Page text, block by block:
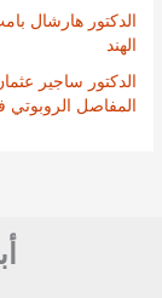
الدكتور هارشال
الهند
الدكتور ساجير
المفاصل الروبوتي